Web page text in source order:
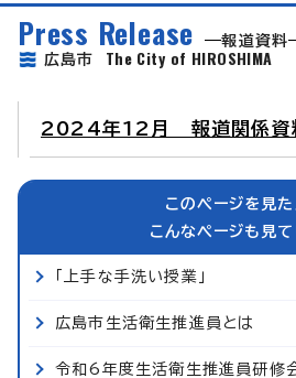
Press Release
報道資料
広島市 The City of HIROSHIMA
2024年12月 報道関係資
このページを見
こんなページも見
「上手な手洗い授業」
広島市生活衛生推進員とは
令和6年度生活衛生推進員研修